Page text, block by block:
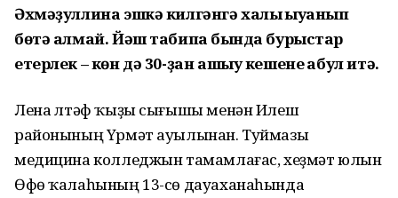
Әхмәҙуллина эшкә килгәнгә халыҡ ҡыуанып
бөтә алмай. Йәш табипҡа бында бурыс­тар
етерлек – көн дә 30-ҙан ашыу кешене ҡабул итә.
Лена Әлтәф ҡыҙы сығышы менән Илеш
районының Үрмәт ауылынан. Туймазы
медицина колледжын та­мам­лағас, хеҙмәт юлын
Өфө ҡалаһының 13-сө дауаханаһында